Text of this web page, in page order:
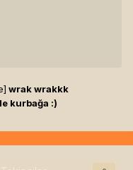
wrak wrakkk
kurbağa :)